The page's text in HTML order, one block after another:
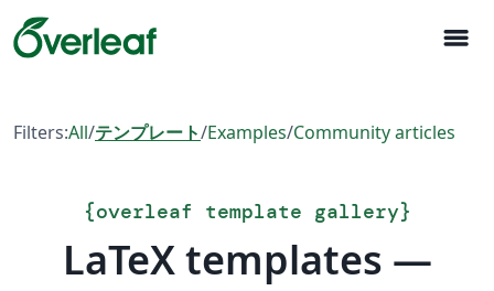
menu
Filters:All/テンプレート/Examples/Community articles
{overleaf template gallery}
LaTeX templates —